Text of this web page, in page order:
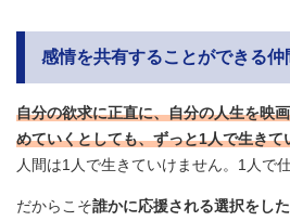
感情を共有することができる仲
自分の欲求に正直に、自分の人生を映
めていくとしても、ずっと1人で生きて
人間は1人で生きていけません。1人で
だからこそ誰かに応援される選択をし